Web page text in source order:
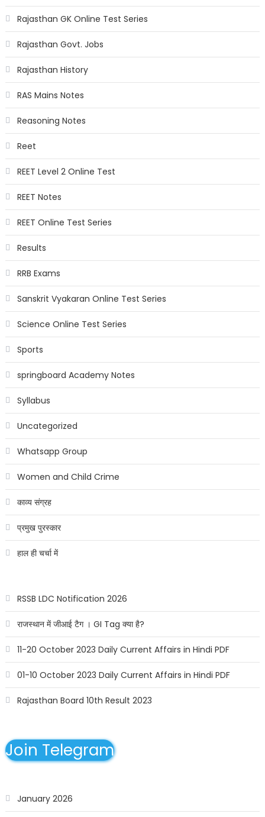
Rajasthan GK Online Test Series
Rajasthan Govt. Jobs
Rajasthan History
RAS Mains Notes
Reasoning Notes
Reet
REET Level 2 Online Test
REET Notes
REET Online Test Series
Results
RRB Exams
Sanskrit Vyakaran Online Test Series
Science Online Test Series
Sports
springboard Academy Notes
Syllabus
Uncategorized
Whatsapp Group
Women and Child Crime
काव्य संग्रह
प्रमुख पुरस्कार
हाल ही चर्चा में
RSSB LDC Notification 2026
राजस्थान में जीआई टैग । GI Tag क्या है?
11-20 October 2023 Daily Current Affairs in Hindi PDF
01-10 October 2023 Daily Current Affairs in Hindi PDF
Rajasthan Board 10th Result 2023
Join Telegram
January 2026